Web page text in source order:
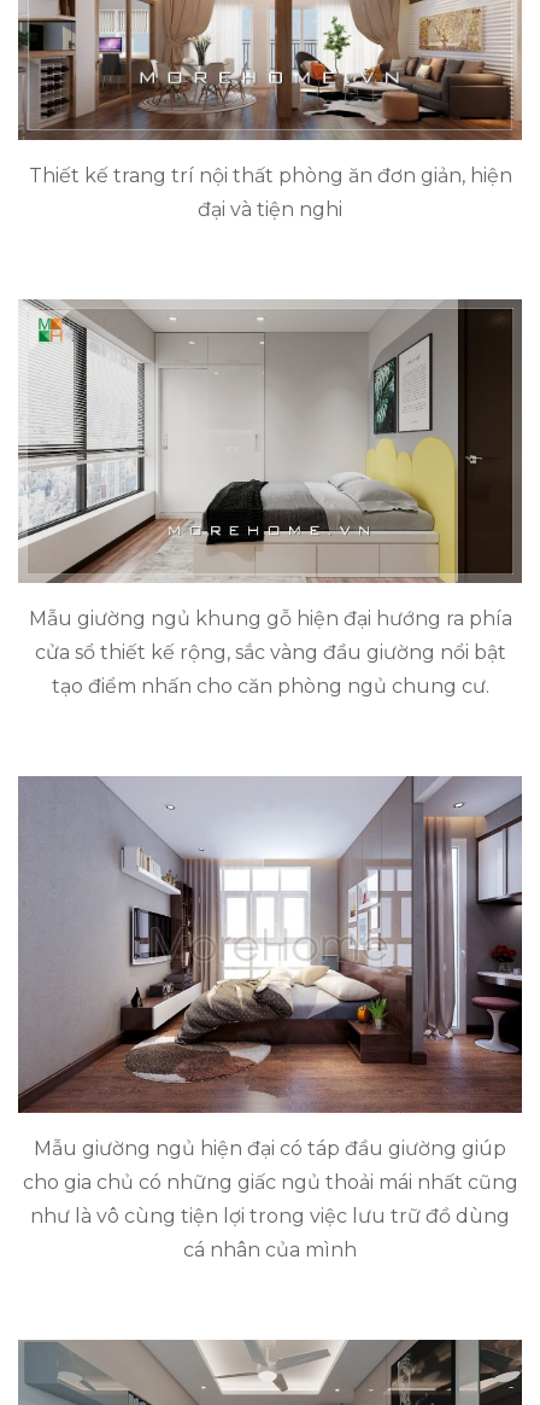
Thiết kế trang trí nội thất phòng ăn đơn giản, hiện
đại và tiện nghi
Mẫu giường ngủ khung gỗ hiện đại hướng ra phía
cửa sổ thiết kế rộng, sắc vàng đầu giường nổi bật
tạo điểm nhấn cho căn phòng ngủ chung cư.
Mẫu giường ngủ hiện đại có táp đầu giường giúp
cho gia chủ có những giấc ngủ thoải mái nhất cũng
như là vô cùng tiện lợi trong việc lưu trữ đồ dùng
cá nhân của mình